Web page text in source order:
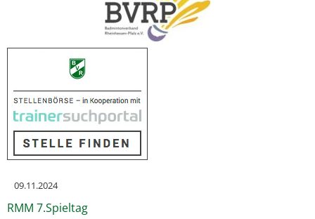
09.11.2024
RMM 7.Spieltag